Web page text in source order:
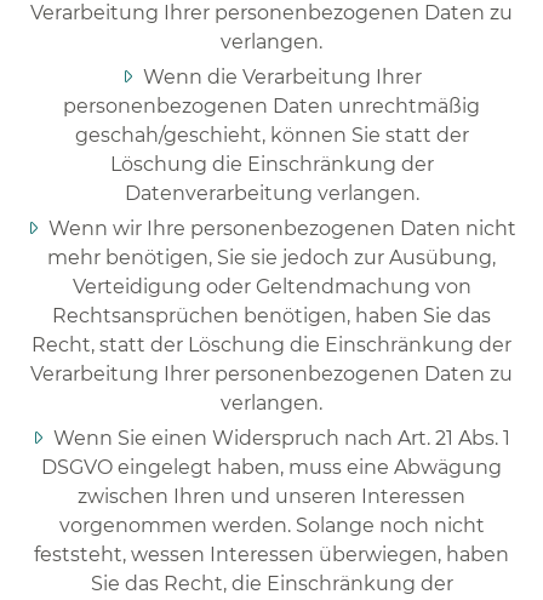
Verarbeitung Ihrer personenbezogenen Daten zu
verlangen.
Wenn die Verarbeitung Ihrer
personenbezogenen Daten unrechtmäßig
geschah/geschieht, können Sie statt der
Löschung die Einschränkung der
Datenverarbeitung verlangen.
Wenn wir Ihre personenbezogenen Daten nicht
mehr benötigen, Sie sie jedoch zur Ausübung,
Verteidigung oder Geltendmachung von
Rechtsansprüchen benötigen, haben Sie das
Recht, statt der Löschung die Einschränkung der
Verarbeitung Ihrer personenbezogenen Daten zu
verlangen.
Wenn Sie einen Widerspruch nach Art. 21 Abs. 1
DSGVO eingelegt haben, muss eine Abwägung
zwischen Ihren und unseren Interessen
vorgenommen werden. Solange noch nicht
feststeht, wessen Interessen überwiegen, haben
Sie das Recht, die Einschränkung der